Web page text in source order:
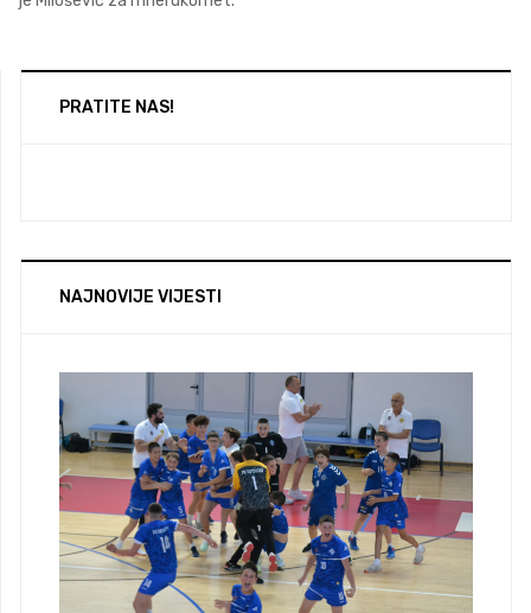
PRATITE NAS!
NAJNOVIJE VIJESTI